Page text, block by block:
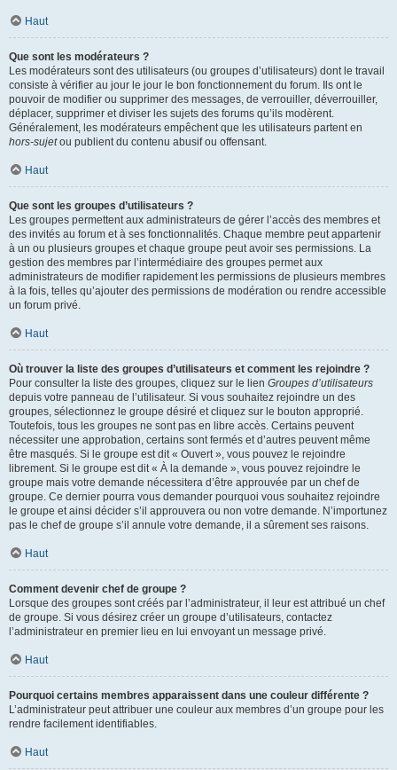
Haut
Que sont les modérateurs ?
Les modérateurs sont des utilisateurs (ou groupes d’utilisateurs) dont le travail
consiste à vérifier au jour le jour le bon fonctionnement du forum. Ils ont le
pouvoir de modifier ou supprimer des messages, de verrouiller, déverrouiller,
déplacer, supprimer et diviser les sujets des forums qu’ils modèrent.
Généralement, les modérateurs empêchent que les utilisateurs partent en
hors-sujetou publient du contenu abusif ou offensant.
Haut
Que sont les groupes d’utilisateurs ?
Les groupes permettent aux administrateurs de gérer l’accès des membres et
des invités au forum et à ses fonctionnalités. Chaque membre peut appartenir
à un ou plusieurs groupes et chaque groupe peut avoir ses permissions. La
gestion des membres par l’intermédiaire des groupes permet aux
administrateurs de modifier rapidement les permissions de plusieurs membres
à la fois, telles qu’ajouter des permissions de modération ou rendre accessible
un forum privé.
Haut
Où trouver la liste des groupes d’utilisateurs et comment les rejoindre ?
Pour consulter la liste des groupes, cliquez sur le lien Groupes d’utilisateurs
depuis votre panneau de l’utilisateur. Si vous souhaitez rejoindre un des
groupes, sélectionnez le groupe désiré et cliquez sur le bouton approprié.
Toutefois, tous les groupes ne sont pas en libre accès. Certains peuvent
nécessiter une approbation, certains sont fermés et d’autres peuvent même
être masqués. Si le groupe est dit « Ouvert », vous pouvez le rejoindre
librement. Si le groupe est dit « À la demande », vous pouvez rejoindre le
groupe mais votre demande nécessitera d’être approuvée par un chef de
groupe. Ce dernier pourra vous demander pourquoi vous souhaitez rejoindre
le groupe et ainsi décider s’il approuvera ou non votre demande. N’importunez
pas le chef de groupe s’il annule votre demande, il a sûrement ses raisons.
Haut
Comment devenir chef de groupe ?
Lorsque des groupes sont créés par l’administrateur, il leur est attribué un chef
de groupe. Si vous désirez créer un groupe d’utilisateurs, contactez
l’administrateur en premier lieu en lui envoyant un message privé.
Haut
Pourquoi certains membres apparaissent dans une couleur différente ?
L’administrateur peut attribuer une couleur aux membres d’un groupe pour les
rendre facilement identifiables.
Haut